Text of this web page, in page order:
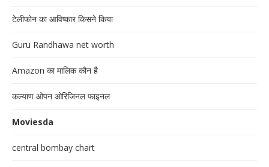
टेलीफोन का आविष्कार किसने किया
Guru Randhawa net worth
Amazon का मालिक कौन है
कल्याण ओपन ओरिजिनल फाइनल
Moviesda
central bombay chart